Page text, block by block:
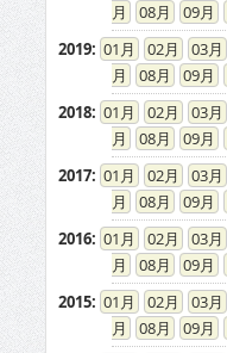
08
09
2019: 01 02 03
08
09
2018: 01 02 03
08
09
2017: 01 02 03
08
09
2016: 01 02 03
08
09
2015: 01 02 03
08
09